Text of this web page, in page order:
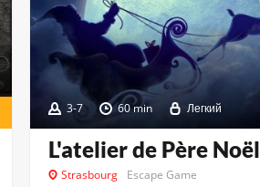
3-7 60 min Легкий
L'atelier de Père Noël
Strasbourg Escape Game